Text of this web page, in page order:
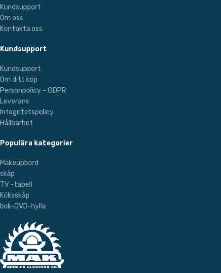
Kundsupport
Om oss
Kontakta oss
Kundsupport
Kundsupport
Om ditt köp
Personpolicy – GDPR
Leverans
Integritetspolicy
Hållbarhet
Populära kategorier
Makeupbord
skåp
TV -tabell
Köksskåp
bok-DVD-hylla